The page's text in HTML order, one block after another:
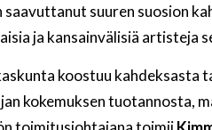
suuren suosion
ja kansainvälisiä artisteja
koostuu
kokemuksen tuotannosta,